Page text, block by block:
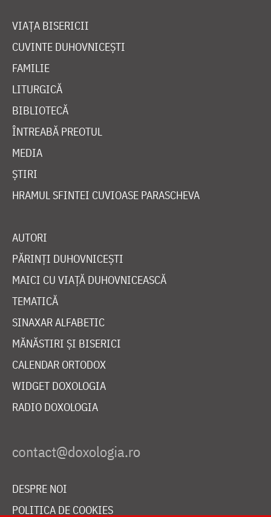
VIAȚA BISERICII
CUVINTE DUHOVNICEȘTI
FAMILIE
LITURGICĂ
BIBLIOTECĂ
ÎNTREABĂ PREOTUL
MEDIA
ȘTIRI
HRAMUL SFINTEI CUVIOASE PARASCHEVA
AUTORI
PĂRINȚI DUHOVNICEȘTI
MAICI CU VIAȚĂ DUHOVNICEASCĂ
TEMATICĂ
SINAXAR ALFABETIC
MĂNĂSTIRI ȘI BISERICI
CALENDAR ORTODOX
WIDGET DOXOLOGIA
RADIO DOXOLOGIA
DESPRE NOI
POLITICA DE COOKIES